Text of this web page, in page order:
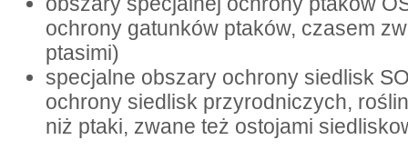
ochrony gatunków ptaków, czasem
ptasimi)
specjalne obszary ochrony siedlisk
ochrony siedlisk przyrodniczych,
niż ptaki, zwane też ostojami